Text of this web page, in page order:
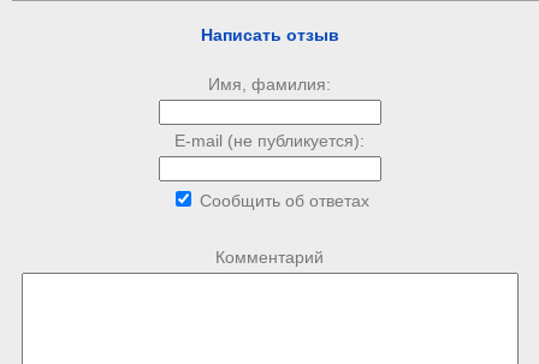
Написать отзыв
Имя, фамилия:
E-mail (не публикуется):
Сообщить об ответах
Комментарий